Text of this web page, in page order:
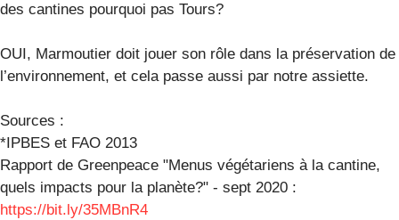
des cantines pourquoi pas Tours?
OUI, Marmoutier doit jouer son rôle dans la préservation de
l’environnement, et cela passe aussi par notre assiette.
Sources :
*IPBES et FAO 2013
Rapport de Greenpeace "Menus végétariens à la cantine,
quels impacts pour la planète?" - sept 2020 :
https://bit.ly/35MBnR4